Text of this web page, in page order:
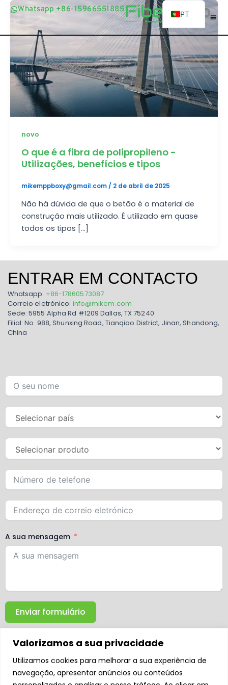
Valorizamos a sua privacidade
Utilizamos cookies para melhorar a sua experiência de
navegação, apresentar anúncios ou conteúdos
Saltar
para
conteúdo
Whatsapp +86-15966551885
Whatsapp +86-15966551885
novo
O que é a fibra de polipropileno -
Utilizações, benefícios e tipos
mikemppboxy@gmail.com / 2 de abril de 2025
Não há dúvida de que o betão é o material de
construção mais utilizado. É utilizado em quase
todos os tipos [...]
ENTRAR EM CONTACTO
Whatsapp: +86-17860573087
Correio eletrónico: info@mikem.com
Sede: 5955 Alpha Rd #1209 Dallas, TX 75240
Filial: No. 988, Shunxing Road, Tianqiao District, Jinan, Shandong,
China
A sua mensagem
Enviar formulário
PT
EN
BG
ES
FR
BN
SW
MR
VI